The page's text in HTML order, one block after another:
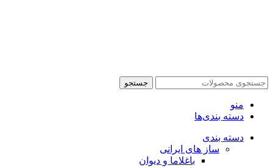
جستجو
منو
دسته بندی‌ها
دسته بندی
ساز های ایرانی
باغلاما و دیوان